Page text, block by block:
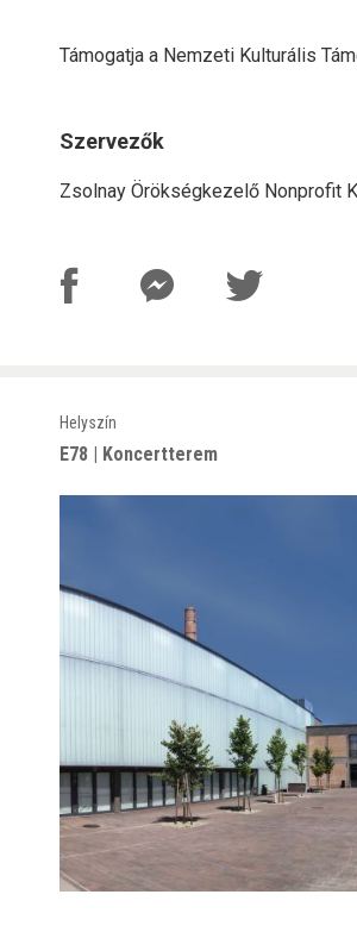
Támogatja a Nemzeti Kulturális
Szervezők
Zsolnay Örökségkezelő Nonprofit
Helyszín
E78 | Koncertterem